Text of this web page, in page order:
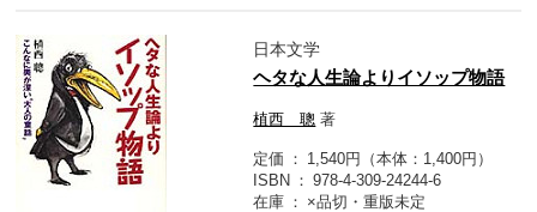
日本文学
ヘタな人生論よりイソップ物語
植西 聰 著
定価
1,540円（本体：1,400円）
ISBN
978-4-309-24244-6
在庫
×品切・重版未定